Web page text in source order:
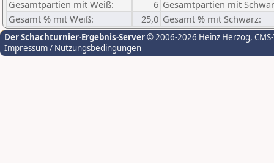
Gesamtpartien mit Weiß:
6 Gesamtpartien mit
Gesamt % mit Weiß:
25,0 Gesamt % mit Schwarz:
Der Schachturnier-Ergebnis-Server© 2006-2026 Heinz Herzog,
Impressum / Nutzungsbedingungen